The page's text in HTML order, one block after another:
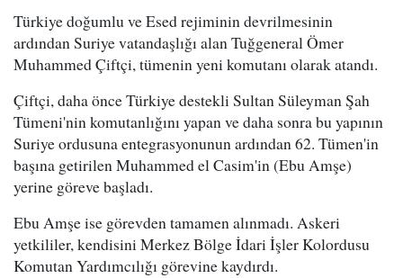
Türkiye doğumlu ve Esed rejiminin devrilmesinin
ardından Suriye vatandaşlığı alan Tuğgeneral Ömer
Muhammed Çiftçi, tümenin yeni komutanı olarak atandı.
Çiftçi, daha önce Türkiye destekli Sultan Süleyman Şah
Tümeni'nin komutanlığını yapan ve daha sonra bu yapının
Suriye ordusuna entegrasyonunun ardından 62. Tümen'in
başına getirilen Muhammed el Casim'in (Ebu Amşe)
yerine göreve başladı.
Ebu Amşe ise görevden tamamen alınmadı. Askeri
yetkililer, kendisini Merkez Bölge İdari İşler Kolordusu
Komutan Yardımcılığı görevine kaydırdı.